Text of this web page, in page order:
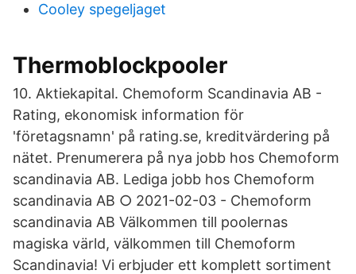
Cooley spegeljaget
Thermoblockpooler
10. Aktiekapital. Chemoform Scandinavia AB -
Rating, ekonomisk information för
'företagsnamn' på rating.se, kreditvärdering på
nätet. Prenumerera på nya jobb hos Chemoform
scandinavia AB. Lediga jobb hos Chemoform
scandinavia AB ○ 2021-02-03 - Chemoform
scandinavia AB Välkommen till poolernas
magiska värld, välkommen till Chemoform
Scandinavia! Vi erbjuder ett komplett sortiment